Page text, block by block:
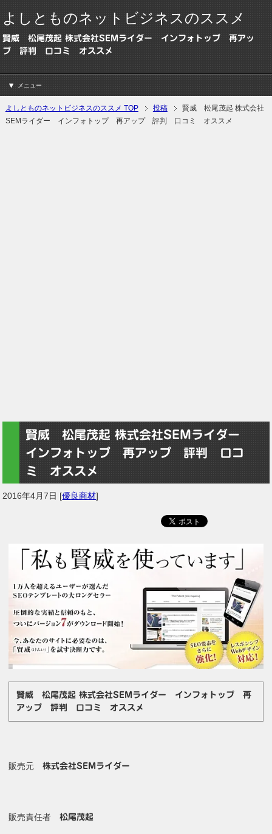
よしとものネットビジネスのススメ
賢威 松尾茂起 株式会社SEMライダー インフォトップ 再アッ
プ 評判 口コミ オススメ
メニュー
よしとものネットビジネスのススメ TOP 投稿
賢威 松尾茂起 株式会社
SEMライダー インフォトップ 再アップ 評判 口コミ オススメ
賢威 松尾茂起 株式会社SEMライダー
インフォトップ 再アップ 評判 口コ
ミ オススメ
2016年4月7日 [優良商材]
賢威 松尾茂起 株式会社SEMライダー インフォトップ 再
アップ 評判 口コミ オススメ
販売元株式会社SEMライダー
販売責任者松尾茂起